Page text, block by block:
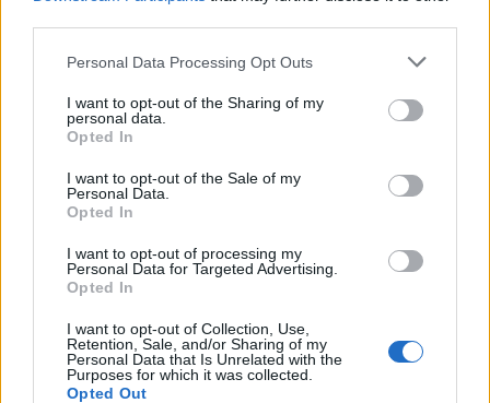
Personal Data Processing Opt Outs
I want to opt-out of the Sharing of my
personal data.
Opted In
I want to opt-out of the Sale of my
Personal Data.
Opted In
I want to opt-out of processing my
Personal Data for Targeted Advertising.
Opted In
I want to opt-out of Collection, Use,
Retention, Sale, and/or Sharing of my
Personal Data that Is Unrelated with the
Purposes for which it was collected.
Opted Out
Minka 11. rész
Pedig szóltam… – Miért nem hiszünk a
A legidegesítőbb kifejezések laza